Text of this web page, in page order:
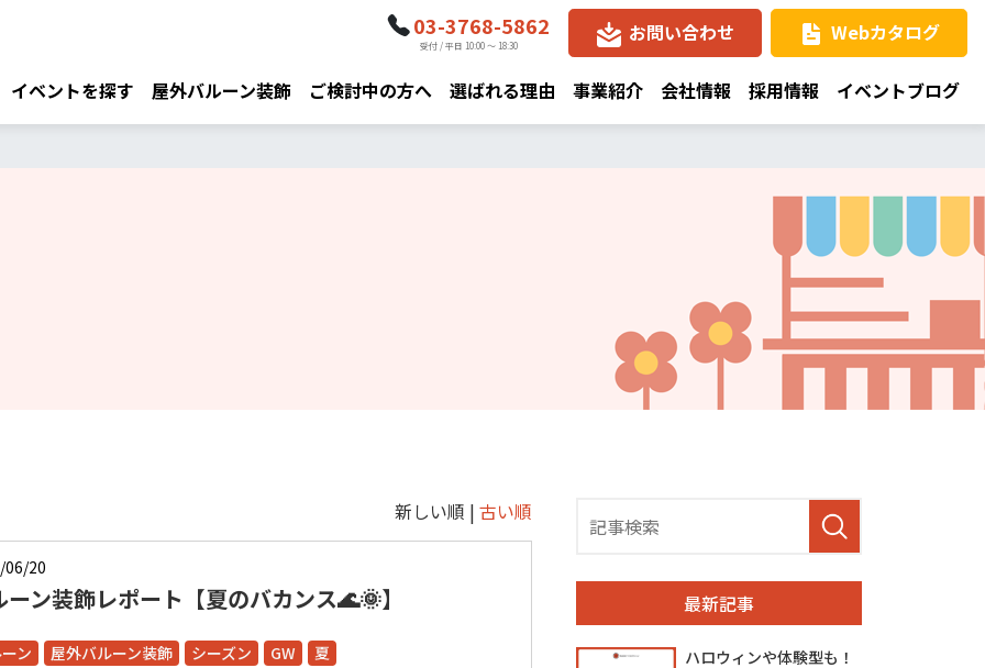
イベントを探す 屋外バルーン装飾 ご検討中の方へ 選ばれる理由 事業紹介 会社情報 採用情報 イベントブログ
03-3768-5862
受付 / 平日 10:00 ～ 18:30
お問い合わせ Webカタログ
新しい順 | 古い順
06/20
ーン装飾レポート【夏のバカンス🌊🌞】
ン 屋外バルーン装飾 シーズン GW 夏
最新記事
ハロウィンや体験型も！